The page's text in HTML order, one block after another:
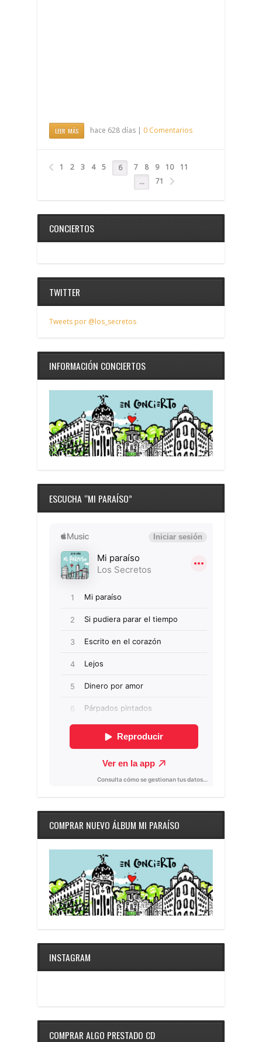
LEER MÁS hace 628 días | 0 Comentarios
1 2 3 4 5 6 7 8 9 10
11
…
71
CONCIERTOS
TWITTER
Tweets por @los_secretos
INFORMACIÓN CONCIERTOS
ESCUCHA “MI PARAÍSO”
COMPRAR NUEVO ÁLBUM MI PARAÍSO
INSTAGRAM
COMPRAR ALGO PRESTADO CD